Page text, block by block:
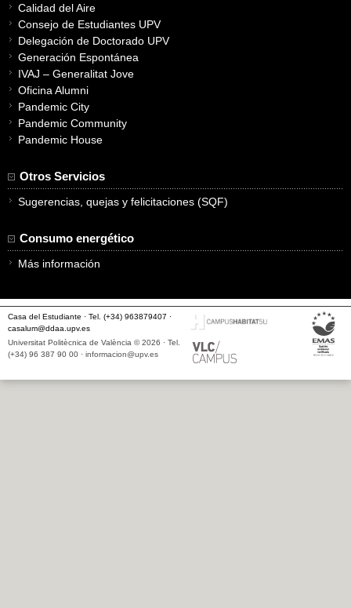
Calidad del Aire
Consejo de Estudiantes UPV
Delegación de Doctorado UPV
Generación Espontánea
IVAJ – Generalitat Jove
Oficina Alumni
Pandemic City
Pandemic Community
Pandemic House
Otros Servicios
Sugerencias, quejas y felicitaciones (SQF)
Consumo energético
Más información
Casa del Estudiante · Tel. (+34) 963879407 ·
casalum@ddaa.upv.es
Universitat Politècnica de València © 2026 · Tel.
(+34) 96 387 90 00 · informacion@upv.es